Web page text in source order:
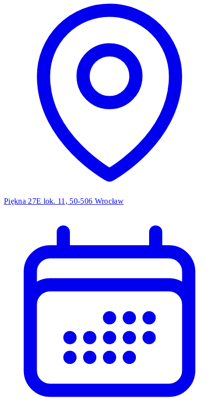
Piękna 27E lok. 11, 50-506 Wrocław